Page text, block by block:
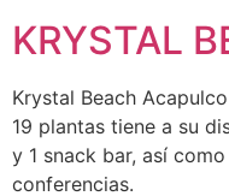
KRYSTAL
Krystal Beach
19 plantas tiene a su
y 1 snack bar, así
conferencias.